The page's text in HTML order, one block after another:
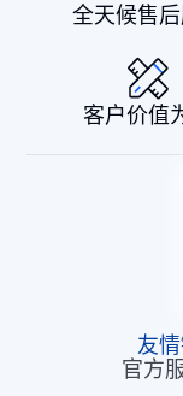
全天候售
客户价值
官方
友